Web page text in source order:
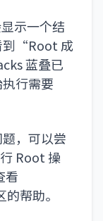
示一个结
到“Root 成
蓝叠已
行需要
，可以尝
Root 操
看
帮助。